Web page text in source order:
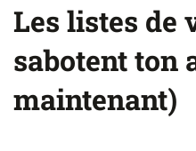
Les listes de
sabotent ton
maintenant)